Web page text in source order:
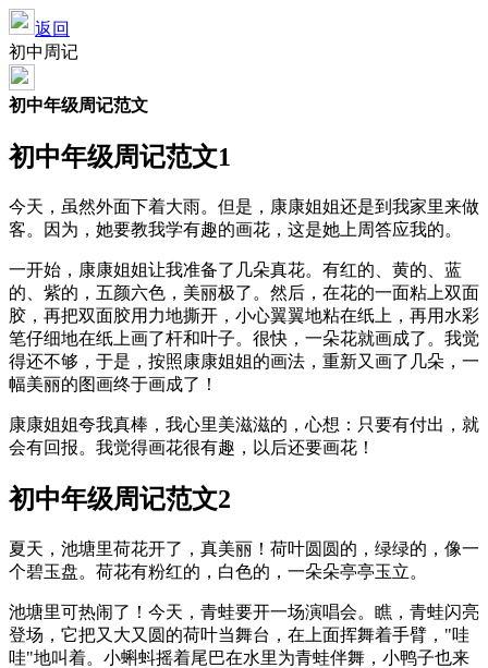
返回
初中周记
初中年级周记范文
初中年级周记范文1
今天，虽然外面下着大雨。但是，康康姐姐还是到我家里来做
客。因为，她要教我学有趣的画花，这是她上周答应我的。
一开始，康康姐姐让我准备了几朵真花。有红的、黄的、蓝
的、紫的，五颜六色，美丽极了。然后，在花的一面粘上双面
胶，再把双面胶用力地撕开，小心翼翼地粘在纸上，再用水彩
笔仔细地在纸上画了杆和叶子。很快，一朵花就画成了。我觉
得还不够，于是，按照康康姐姐的画法，重新又画了几朵，一
幅美丽的图画终于画成了！
康康姐姐夸我真棒，我心里美滋滋的，心想：只要有付出，就
会有回报。我觉得画花很有趣，以后还要画花！
初中年级周记范文2
夏天，池塘里荷花开了，真美丽！荷叶圆圆的，绿绿的，像一
个碧玉盘。荷花有粉红的，白色的，一朵朵亭亭玉立。
池塘里可热闹了！今天，青蛙要开一场演唱会。瞧，青蛙闪亮
登场，它把又大又圆的荷叶当舞台，在上面挥舞着手臂，"哇
哇"地叫着。小蝌蚪摇着尾巴在水里为青蛙伴舞，小鸭子也来